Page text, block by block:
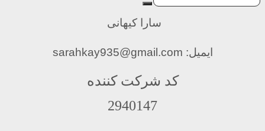
سارا کیهانی
ایمیل: sarahkay935@gmail.com
کد شرکت کننده
2940147